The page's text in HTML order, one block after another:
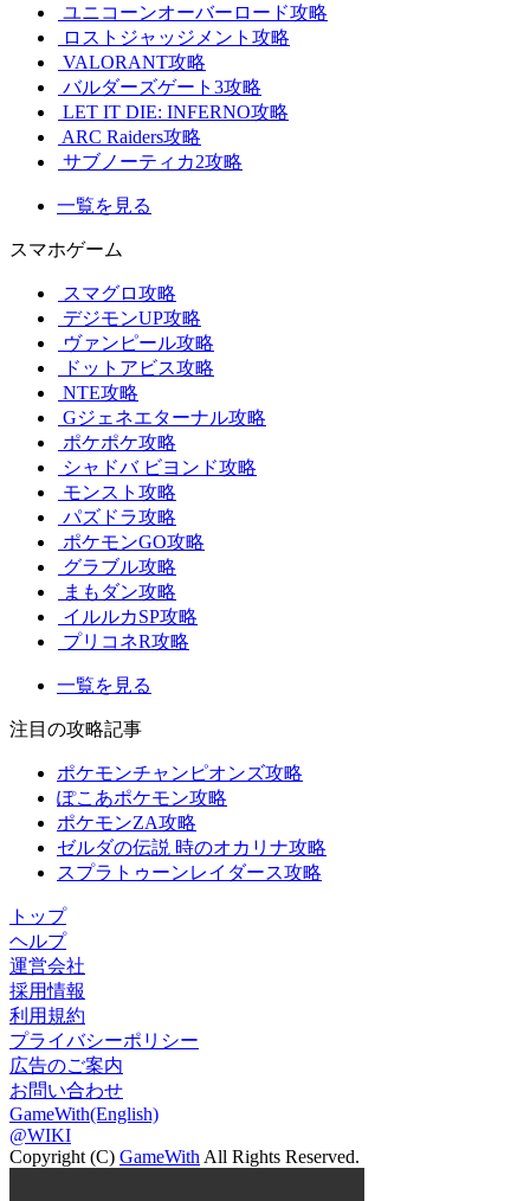
ユニコーンオーバーロード攻略
ロストジャッジメント攻略
VALORANT攻略
バルダーズゲート3攻略
LET IT DIE: INFERNO攻略
ARC Raiders攻略
サブノーティカ2攻略
一覧を見る
スマホゲーム
スマグロ攻略
デジモンUP攻略
ヴァンピール攻略
ドットアビス攻略
NTE攻略
Gジェネエターナル攻略
ポケポケ攻略
シャドバ ビヨンド攻略
モンスト攻略
パズドラ攻略
ポケモンGO攻略
グラブル攻略
まもダン攻略
イルルカSP攻略
プリコネR攻略
一覧を見る
注目の攻略記事
ポケモンチャンピオンズ攻略
ぽこあポケモン攻略
ポケモンZA攻略
ゼルダの伝説 時のオカリナ攻略
スプラトゥーンレイダース攻略
トップ
ヘルプ
運営会社
採用情報
利用規約
プライバシーポリシー
広告のご案内
お問い合わせ
GameWith(English)
@WIKI
Copyright (C) GameWith All Rights Reserved.